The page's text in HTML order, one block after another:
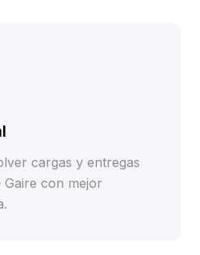
cargas y entregas
con mejor